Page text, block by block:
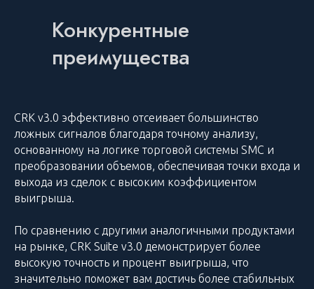
Конкурентные
преимущества
CRK v3.0 эффективно отсеивает большинство
ложных сигналов благодаря точному анализу,
основанному на логике торговой системы SMC и
преобразовании объемов, обеспечивая точки входа и
выхода из сделок с высоким коэффициентом
выигрыша.
По сравнению с другими аналогичными продуктами
на рынке, CRK Suite v3.0 демонстрирует более
высокую точность и процент выигрыша, что
значительно поможет вам достичь более стабильных